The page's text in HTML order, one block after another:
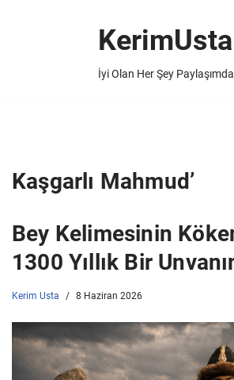
KerimUsta
İyi Olan Her Şey
Kaşgarlı Mahmud’
Bey Kelimesinin
1300 Yıllık Bir
Kerim Usta 8 Haziran 2026